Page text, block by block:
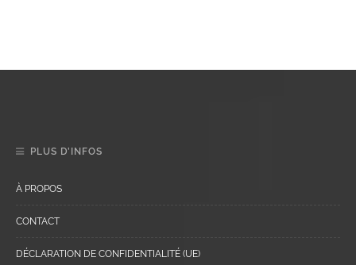
PLUS D’INFOS
À PROPOS
CONTACT
DÉCLARATION DE CONFIDENTIALITÉ (UE)